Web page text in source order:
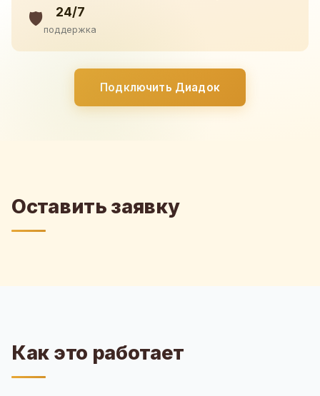
🛡️ 24/7
поддержка
Подключить Диадок
Оставить заявку
Как это работает